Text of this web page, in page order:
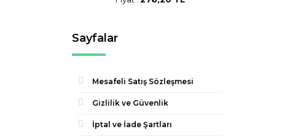
Sayfalar
Mesafeli Satış Sözleşmesi
Gizlilik ve Güvenlik
İptal ve İade Şartları